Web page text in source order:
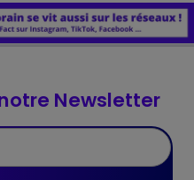
Newsletter